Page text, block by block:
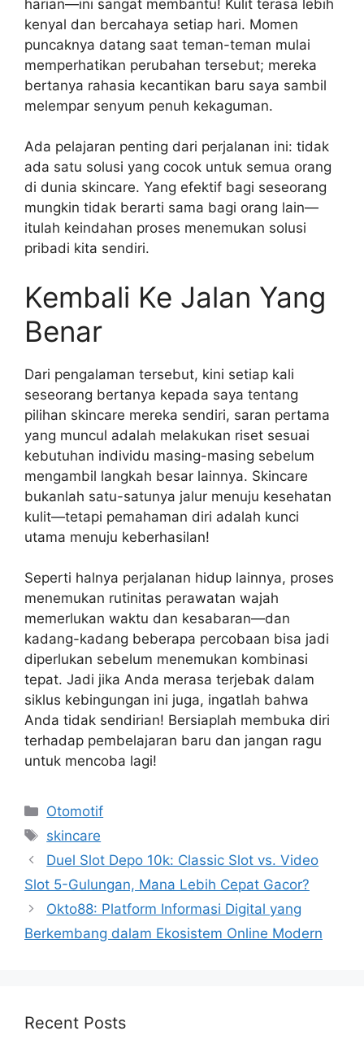
harian—ini sangat membantu! Kulit terasa lebih
kenyal dan bercahaya setiap hari. Momen
puncaknya datang saat teman-teman mulai
memperhatikan perubahan tersebut; mereka
bertanya rahasia kecantikan baru saya sambil
melempar senyum penuh kekaguman.
Ada pelajaran penting dari perjalanan ini: tidak
ada satu solusi yang cocok untuk semua orang
di dunia skincare. Yang efektif bagi seseorang
mungkin tidak berarti sama bagi orang lain—
itulah keindahan proses menemukan solusi
pribadi kita sendiri.
Kembali Ke Jalan Yang
Benar
Dari pengalaman tersebut, kini setiap kali
seseorang bertanya kepada saya tentang
pilihan skincare mereka sendiri, saran pertama
yang muncul adalah melakukan riset sesuai
kebutuhan individu masing-masing sebelum
mengambil langkah besar lainnya. Skincare
bukanlah satu-satunya jalur menuju kesehatan
kulit—tetapi pemahaman diri adalah kunci
utama menuju keberhasilan!
Seperti halnya perjalanan hidup lainnya, proses
menemukan rutinitas perawatan wajah
memerlukan waktu dan kesabaran—dan
kadang-kadang beberapa percobaan bisa jadi
diperlukan sebelum menemukan kombinasi
tepat. Jadi jika Anda merasa terjebak dalam
siklus kebingungan ini juga, ingatlah bahwa
Anda tidak sendirian! Bersiaplah membuka diri
terhadap pembelajaran baru dan jangan ragu
untuk mencoba lagi!
Categories
Otomotif
Tags
skincare
Duel Slot Depo 10k: Classic Slot vs. Video
Slot 5-Gulungan, Mana Lebih Cepat Gacor?
Okto88: Platform Informasi Digital yang
Berkembang dalam Ekosistem Online Modern
Recent Posts